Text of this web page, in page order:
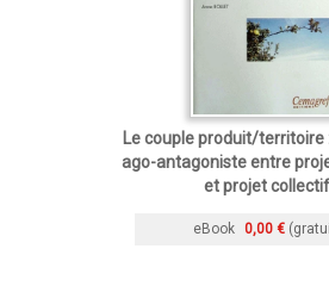
Le couple produit/territoire
ago-antagoniste entre
et projet collectif
eBook 0,00 €